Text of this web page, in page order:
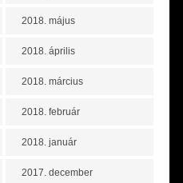
2018. május
2018. április
2018. március
2018. február
2018. január
2017. december